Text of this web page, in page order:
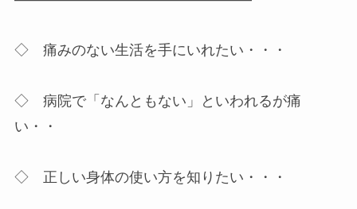
◇ 痛みのない生活を手にいれたい・・・
◇ 病院で「なんともない」といわれるが痛
い・・
◇ 正しい身体の使い方を知りたい・・・